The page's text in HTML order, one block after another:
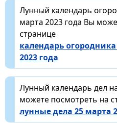
Лунный календарь
марта 2023 года Вы
странице
календарь
2023 года
Лунный календарь дел
можете посмотреть на
лунные дела 25 марта